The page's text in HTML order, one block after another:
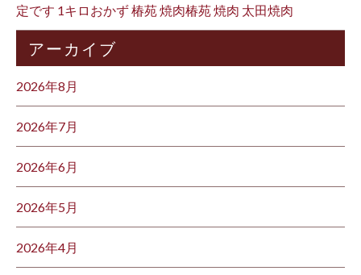
定です 1キロおかず 椿苑 焼肉椿苑 焼肉 太田焼肉
アーカイブ
2026年8月
2026年7月
2026年6月
2026年5月
2026年4月